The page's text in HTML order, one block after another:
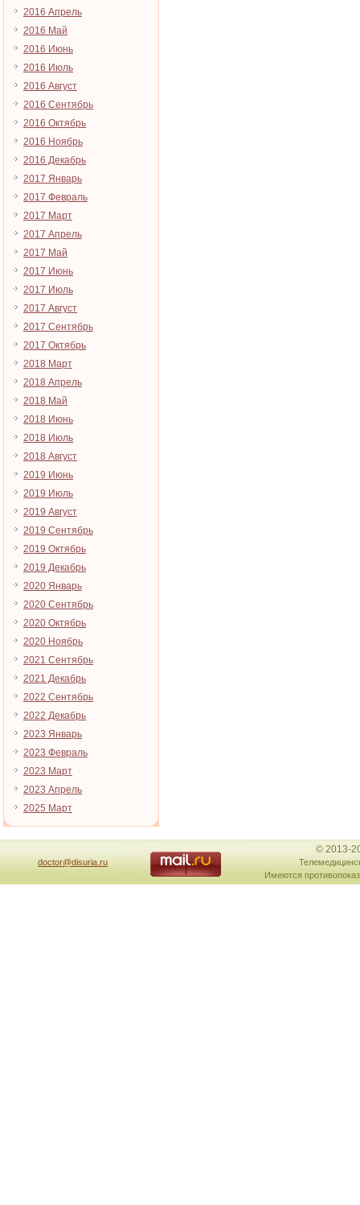
2016 Апрель
2016 Май
2016 Июнь
2016 Июль
2016 Август
2016 Сентябрь
2016 Октябрь
2016 Ноябрь
2016 Декабрь
2017 Январь
2017 Февраль
2017 Март
2017 Апрель
2017 Май
2017 Июнь
2017 Июль
2017 Август
2017 Сентябрь
2017 Октябрь
2018 Март
2018 Апрель
2018 Май
2018 Июнь
2018 Июль
2018 Август
2019 Июнь
2019 Июль
2019 Август
2019 Сентябрь
2019 Октябрь
2019 Декабрь
2020 Январь
2020 Сентябрь
2020 Октябрь
2020 Ноябрь
2021 Сентябрь
2021 Декабрь
2022 Сентябрь
2022 Декабрь
2023 Январь
2023 Февраль
2023 Март
2023 Апрель
2025 Март
doctor@disuria.ru
© 2013-
Имеются